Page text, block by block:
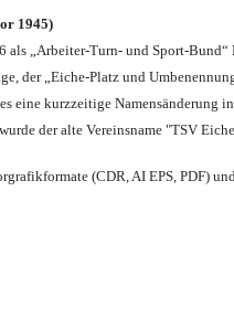
1945)
als „Arbeiter-Turn- und Sport-
der „Eiche-Platz und
eine kurzzeitige Namensänderung
der alte Vereinsname "TSV
(CDR, AI EPS, PDF)